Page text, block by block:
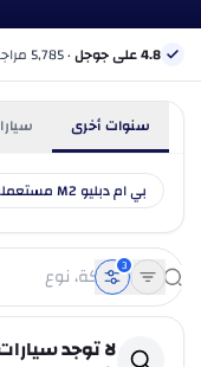
4.8 على جوجل · 5,785 مراجعة
سنوات أخرى
بي ام دبليو M2 مستعملة 2027
3
لا توجد